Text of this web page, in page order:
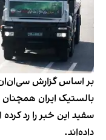
بر اساس گزارش
بالستیک ایران
سفید این خبر را رد
داده‌اند.